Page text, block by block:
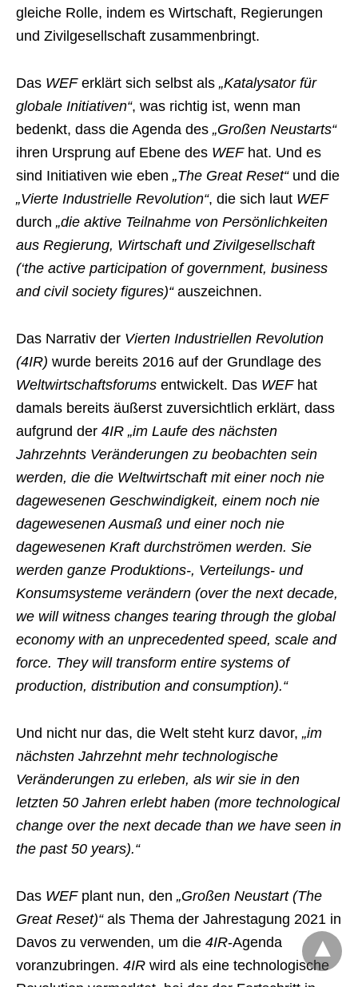
gleiche Rolle, indem es Wirtschaft, Regierungen
und Zivilgesellschaft zusammenbringt.
Das WEFerklärt sich selbst als „Katalysator für
globale Initiativen“, was richtig ist, wenn man
bedenkt, dass die Agenda des „Großen Neustarts“
ihren Ursprung auf Ebene des WEFhat. Und es
sind Initiativen wie eben „The Great Reset“und die
„Vierte Industrielle Revolution“, die sich laut WEF
durch „die aktive Teilnahme von Persönlichkeiten
aus Regierung, Wirtschaft und Zivilgesellschaft
(‘the active participation of government, business
and civil society figures)“auszeichnen.
Das Narrativ der Vierten Industriellen Revolution
(4IR) wurde bereits 2016 auf der Grundlage des
Weltwirtschaftsforums entwickelt. Das WEFhat
damals bereits äußerst zuversichtlich erklärt, dass
aufgrund der 4IR „im Laufe des nächsten
Jahrzehnts Veränderungen zu beobachten sein
werden, die die Weltwirtschaft mit einer noch nie
dagewesenen Geschwindigkeit, einem noch nie
dagewesenen Ausmaß und einer noch nie
dagewesenen Kraft durchströmen werden. Sie
werden ganze Produktions-, Verteilungs- und
Konsumsysteme verändern (over the next decade,
we will witness changes tearing through the global
economy with an unprecedented speed, scale and
force. They will transform entire systems of
production, distribution and consumption).“
Und nicht nur das, die Welt steht kurz davor, „im
nächsten Jahrzehnt mehr technologische
Veränderungen zu erleben, als wir sie in den
letzten 50 Jahren erlebt haben (more technological
change over the next decade than we have seen in
the past 50 years).“
Das WEFplant nun, den „Großen Neustart (The
Great Reset)“als Thema der Jahrestagung 2021 in
Davos zu verwenden, um die 4IR-Agenda
voranzubringen. 4IR wird als eine technologische